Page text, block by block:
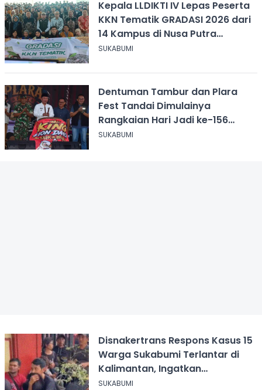
Kepala LLDIKTI IV Lepas Peserta
KKN Tematik GRADASI 2026 dari
14 Kampus di Nusa Putra
University
SUKABUMI
Dentuman Tambur dan Plara
Fest Tandai Dimulainya
Rangkaian Hari Jadi ke-156
Kabupaten Sukabumi
SUKABUMI
Disnakertrans Respons Kasus 15
Warga Sukabumi Terlantar di
Kalimantan, Ingatkan
Pentingnya Perjanjian Kerja
SUKABUMI